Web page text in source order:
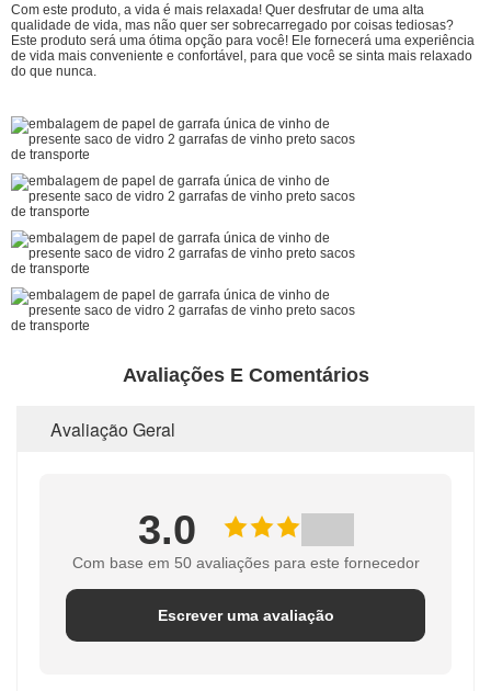
Com este produto, a vida é mais relaxada! Quer desfrutar de uma alta
qualidade de vida, mas não quer ser sobrecarregado por coisas tediosas?
Este produto será uma ótima opção para você! Ele fornecerá uma experiência
de vida mais conveniente e confortável, para que você se sinta mais relaxado
do que nunca.
Avaliações E Comentários
Avaliação Geral
3.0
Com base em 50 avaliações para este fornecedor
Escrever uma avaliação